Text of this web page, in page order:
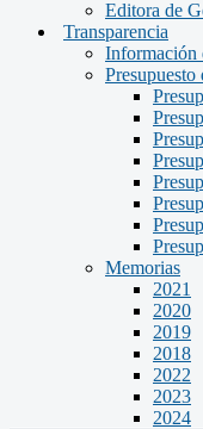
Editora de
Transparencia
Información
Presupuesto
Memorias
2021
2020
2019
2018
2022
2023
2024